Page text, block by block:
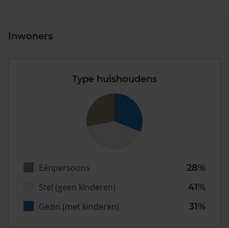
Inwoners
Type huishoudens
Eénpersoons
28%
Stel (geen kinderen)
41%
Gezin (met kinderen)
31%